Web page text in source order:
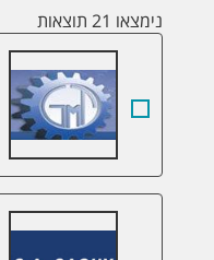
נימצאו 21 תוצאות